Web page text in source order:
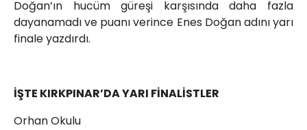
Doğan’ın hucüm güreşi karşısında daha fazla
dayanamadı ve puanı verince Enes Doğan adını yarı
finale yazdırdı.
İŞTE KIRKPINAR’DA YARI FİNALİSTLER
Orhan Okulu